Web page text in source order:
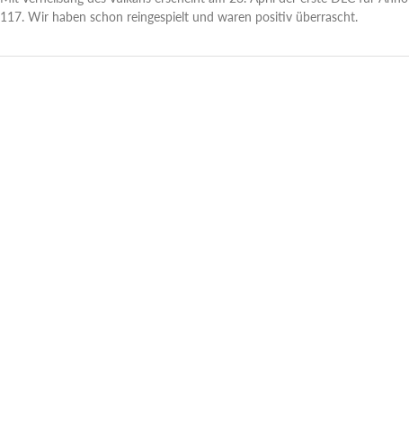
117. Wir haben schon reingespielt und waren positiv überrascht.